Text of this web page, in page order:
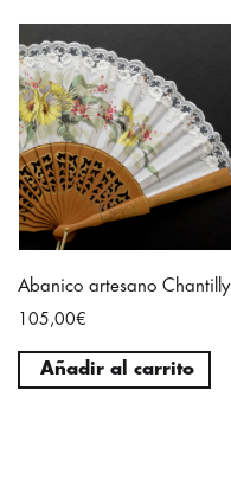
Abanico artesano Chantilly
105,00€
Añadir al carrito